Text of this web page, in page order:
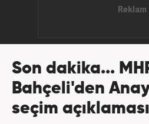
Son dakika...
Bahçeli'den
seçim açıklaması